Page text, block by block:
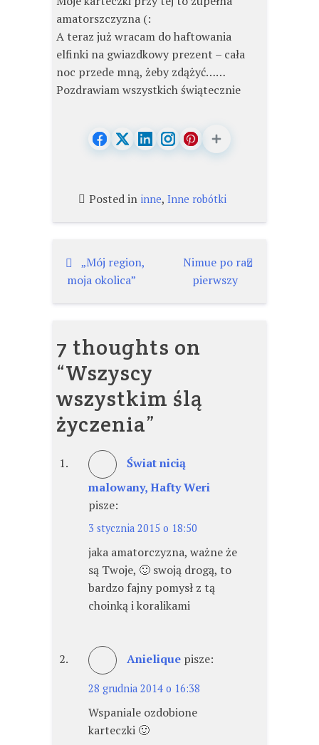
amatorszczyzna (:
A teraz już wracam do haftowania
elfinki na gwiazdkowy prezent – cała
noc przede mną, żeby zdążyć……
Pozdrawiam wszystkich świątecznie
Posted in inne, Inne robótki
Nawigacja
wpisu
„Mój region,
moja okolica”
Nimue po raz
pierwszy
7 thoughts on
“Wszyscy
wszystkim ślą
życzenia”
Świat nicią
malowany, Hafty Weri
pisze:
3 stycznia 2015 o 18:50
jaka amatorczyzna, ważne że
są Twoje, 🙂 swoją drogą, to
bardzo fajny pomysł z tą
choinką i koralikami
Anielique pisze:
28 grudnia 2014 o 16:38
Wspaniale ozdobione
karteczki 🙂